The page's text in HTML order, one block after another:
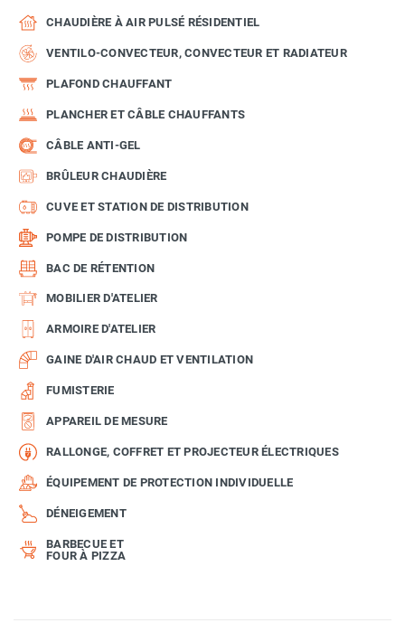
CHAUDIÈRE À AIR PULSÉ RÉSIDENTIEL
VENTILO-CONVECTEUR, CONVECTEUR ET RADIATEUR
PLAFOND CHAUFFANT
PLANCHER ET CÂBLE CHAUFFANTS
CÂBLE ANTI-GEL
BRÛLEUR CHAUDIÈRE
CUVE ET STATION DE DISTRIBUTION
POMPE DE DISTRIBUTION
BAC DE RÉTENTION
MOBILIER D'ATELIER
ARMOIRE D'ATELIER
GAINE D'AIR CHAUD ET VENTILATION
FUMISTERIE
APPAREIL DE MESURE
RALLONGE, COFFRET ET PROJECTEUR ÉLECTRIQUES
ÉQUIPEMENT DE PROTECTION INDIVIDUELLE
DÉNEIGEMENT
BARBECUE ET
FOUR À PIZZA